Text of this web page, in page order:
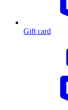
Gift card